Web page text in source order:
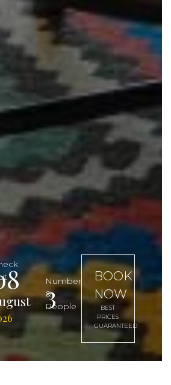
Number
&
People
3
BOOK
NOW
BEST
PRICES
GUARANTEED